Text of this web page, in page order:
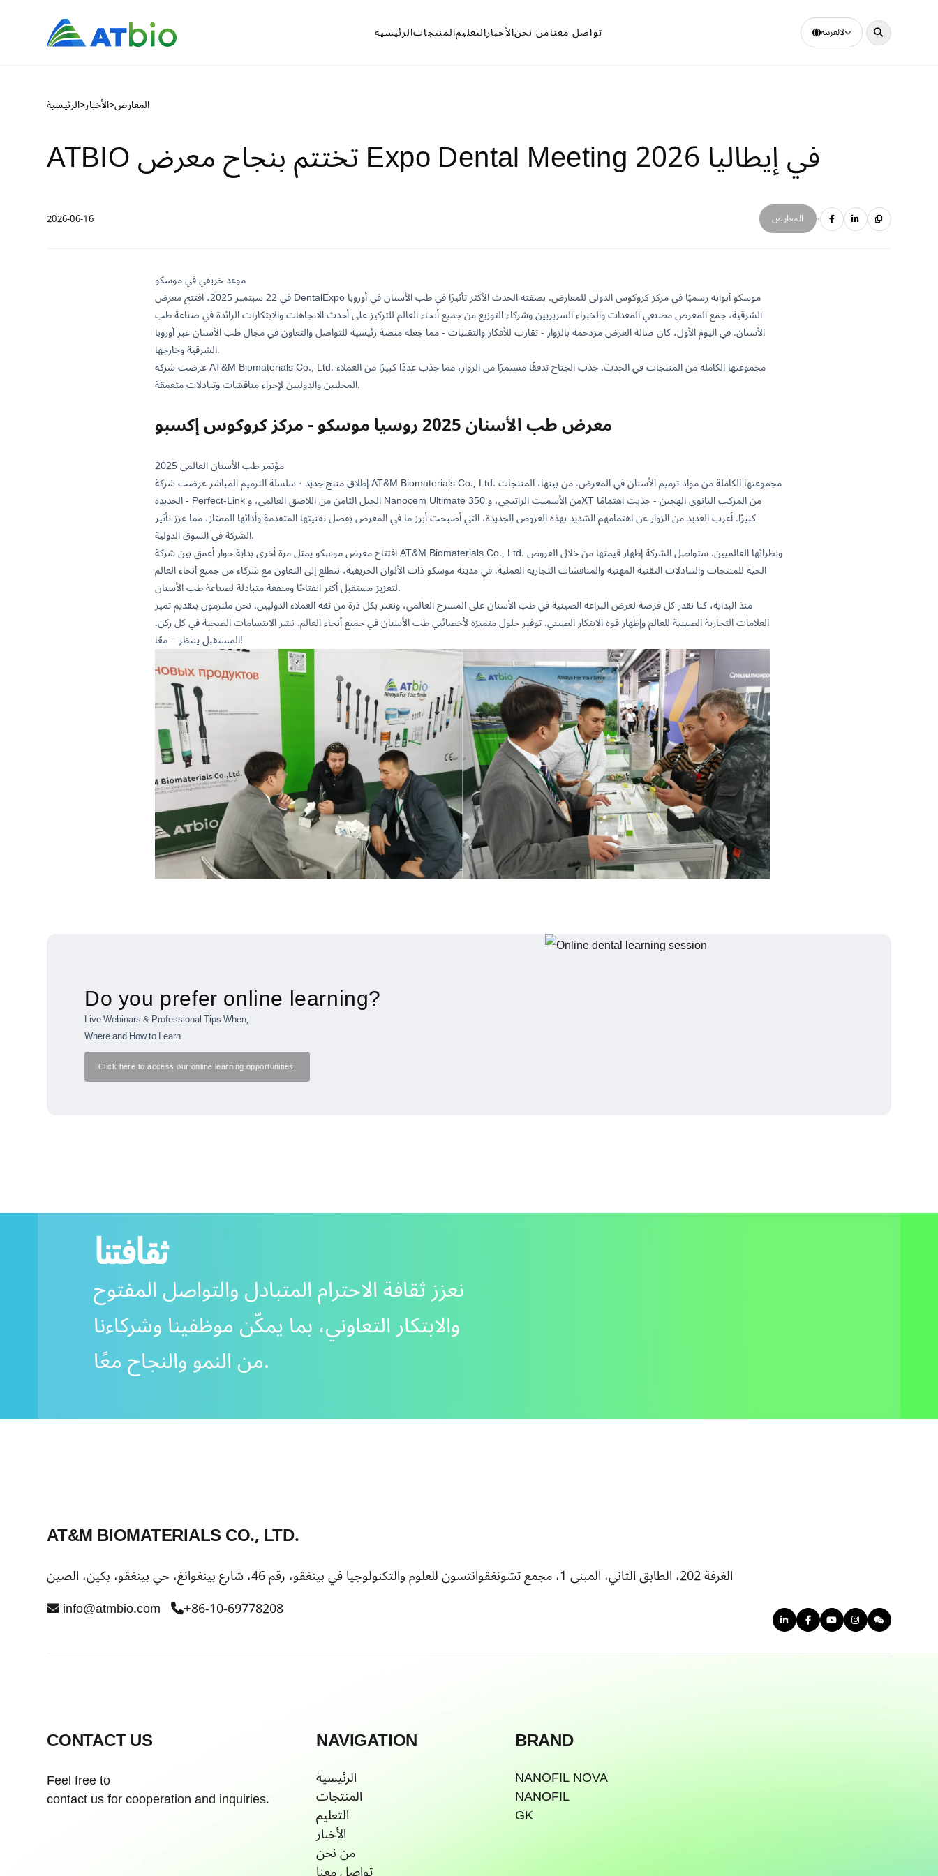
الرئيسيةالمنتجاتالتعليمالأخبارمن نحنتواصل معنا لالعربية
الرئيسية>الأخبار>المعارض
ATBIO تختتم بنجاح معرض Expo Dental Meeting 2026 في إيطاليا
2026-06-16 المعارض ·
موعد خريفي في موسكو
في 22 سبتمبر 2025، افتتح معرض DentalExpo موسكو أبوابه رسميًا في مركز كروكوس الدولي للمعارض. بصفته الحدث الأكثر تأثيرًا في طب الأسنان في أوروبا
الشرقية، جمع المعرض مصنعي المعدات والخبراء السريريين وشركاء التوزيع من جميع أنحاء العالم للتركيز على أحدث الاتجاهات والابتكارات الرائدة في صناعة طب
الأسنان. في اليوم الأول، كان صالة العرض مزدحمة بالزوار - تقارب للأفكار والتقنيات - مما جعله منصة رئيسية للتواصل والتعاون في مجال طب الأسنان عبر أوروبا
الشرقية وخارجها.
عرضت شركة AT&M Biomaterials Co., Ltd. مجموعتها الكاملة من المنتجات في الحدث. جذب الجناح تدفقًا مستمرًا من الزوار، مما جذب عددًا كبيرًا من العملاء
المحليين والدوليين لإجراء مناقشات وتبادلات متعمقة.
معرض طب الأسنان 2025 روسيا موسكو - مركز كروكوس إكسبو
مؤتمر طب الأسنان العالمي 2025
إطلاق منتج جديد · سلسلة الترميم المباشر عرضت شركة AT&M Biomaterials Co., Ltd. مجموعتها الكاملة من مواد ترميم الأسنان في المعرض. من بينها، المنتجات
الجديدة - Perfect-Link الجيل الثامن من اللاصق العالمي، و Nanocem Ultimate من الأسمنت الراتنجي، و 350XT من المركب النانوي الهجين - جذبت اهتمامًا
كبيرًا. أعرب العديد من الزوار عن اهتمامهم الشديد بهذه العروض الجديدة، التي أصبحت أبرز ما في المعرض بفضل تقنيتها المتقدمة وأدائها الممتاز، مما عزز تأثير
الشركة في السوق الدولية.
افتتاح معرض موسكو يمثل مرة أخرى بداية حوار أعمق بين شركة AT&M Biomaterials Co., Ltd. ونظرائها العالميين. ستواصل الشركة إظهار قيمتها من خلال العروض
الحية للمنتجات والتبادلات التقنية المهنية والمناقشات التجارية العملية. في مدينة موسكو ذات الألوان الخريفية، نتطلع إلى التعاون مع شركاء من جميع أنحاء العالم
لتعزيز مستقبل أكثر انفتاحًا ومنفعة متبادلة لصناعة طب الأسنان.
منذ البداية، كنا نقدر كل فرصة لعرض البراعة الصينية في طب الأسنان على المسرح العالمي، ونعتز بكل ذرة من ثقة العملاء الدوليين. نحن ملتزمون بتقديم تميز
العلامات التجارية الصينية للعالم وإظهار قوة الابتكار الصيني. توفير حلول متميزة لأخصائيي طب الأسنان في جميع أنحاء العالم. نشر الابتسامات الصحية في كل ركن.
المستقبل ينتظر – معًا!
Do you prefer online learning?
Live Webinars & Professional Tips When,
Where and How to Learn
Click here to access our online learning opportunities.
ثقافتنا
نعزز ثقافة الاحترام المتبادل والتواصل المفتوح
والابتكار التعاوني، بما يمكّن موظفينا وشركاءنا
من النمو والنجاح معًا.
AT&M BIOMATERIALS CO., LTD.
الغرفة 202، الطابق الثاني، المبنى 1، مجمع تشونغقوانتسون للعلوم والتكنولوجيا في بينغقو، رقم 46، شارع بينغوانغ، حي بينغقو، بكين، الصين
info@atmbio.com +86-10-69778208
CONTACT US
Feel free to
contact us for cooperation and inquiries.
NAVIGATION
الرئيسية
المنتجات
التعليم
الأخبار
من نحن
BRAND
NANOFIL NOVA
NANOFIL
GK